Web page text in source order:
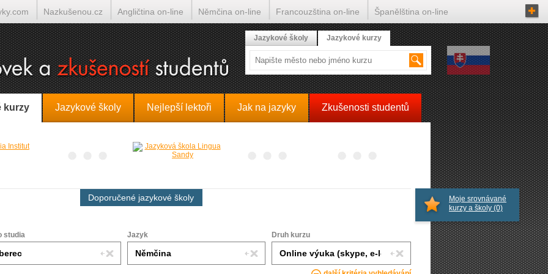
kurzy Jazykové školy Nejlepší lektoři Jak na jazyky Zkušenosti studentů
Doporučené jazykové školy
studia Jazyk Druh kurzu
Moje srovnávané
kurzy a školy (0)
Jazykové školy Jazykové kurzy
Nazkušenou.cz Angličtina on-line Němčina on-line Francouzština on-line Španělština on-line